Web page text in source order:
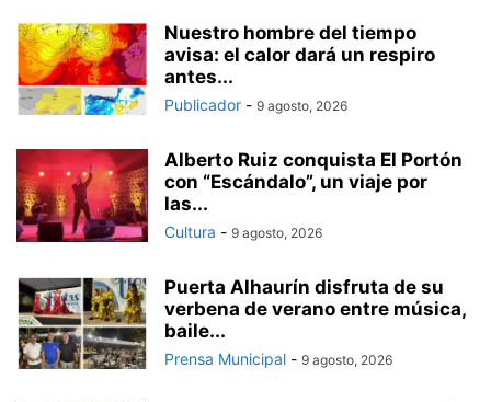
Nuestro hombre del tiempo
avisa: el calor dará un respiro
antes...
Publicador - 9 agosto, 2026
Alberto Ruiz conquista El Portón
con “Escándalo”, un viaje por
las...
Cultura - 9 agosto, 2026
Puerta Alhaurín disfruta de su
verbena de verano entre música,
baile...
Prensa Municipal - 9 agosto, 2026